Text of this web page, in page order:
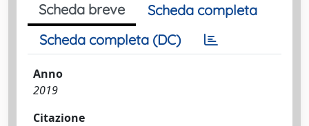
Scheda breve
Scheda completa
Scheda completa (DC)
Anno
2019
Citazione